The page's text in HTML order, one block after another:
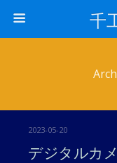
千
2023-05-20
デジタルカ